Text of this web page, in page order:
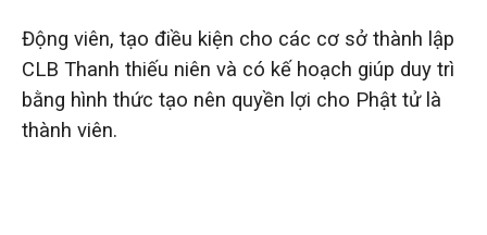
Động viên, tạo điều kiện cho các cơ sở thành lập
CLB Thanh thiếu niên và có kế hoạch giúp duy trì
bằng hình thức tạo nên quyền lợi cho Phật tử là
thành viên.